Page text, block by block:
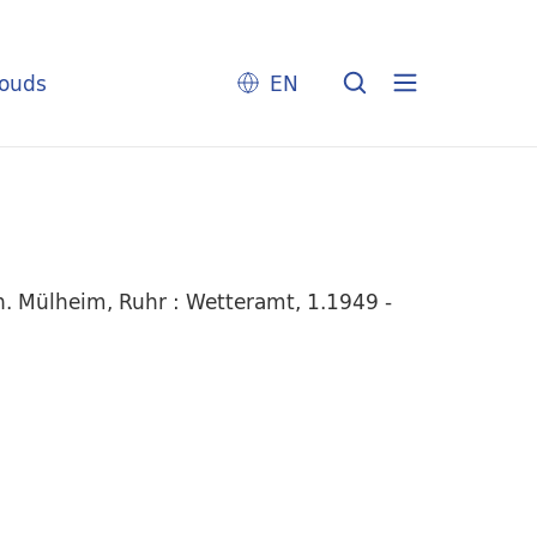
EN
Mülheim, Ruhr : Wetteramt, 1.1949 -